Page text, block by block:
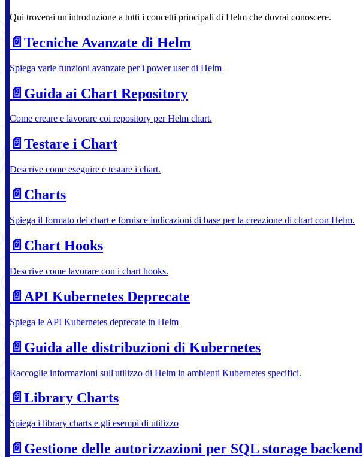
Qui troverai un'introduzione a tutti i concetti principali di Helm che dovrai conoscere.
📄️ Tecniche Avanzate di Helm
Spiega varie funzioni avanzate per i power user di Helm
📄️ Guida ai Chart Repository
Come creare e lavorare coi repository per Helm chart.
📄️ Testare i Chart
Descrive come eseguire e testare i chart.
📄️ Charts
Spiega il formato dei chart e fornisce indicazioni di base per la creazione di chart con Helm.
📄️ Chart Hooks
Descrive come lavorare con i chart hooks.
📄️ API Kubernetes Deprecate
Spiega le API Kubernetes deprecate in Helm
📄️ Guida alle distribuzioni di Kubernetes
Raccoglie informazioni sull'utilizzo di Helm in ambienti Kubernetes specifici.
📄️ Library Charts
Spiega i library charts e gli esempi di utilizzo
📄️ Gestione delle autorizzazioni per SQL storage backend